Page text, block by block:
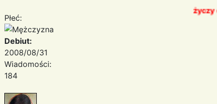
Płeć:
Debiut:
2008/08/31
Wiadomości:
184
życzy